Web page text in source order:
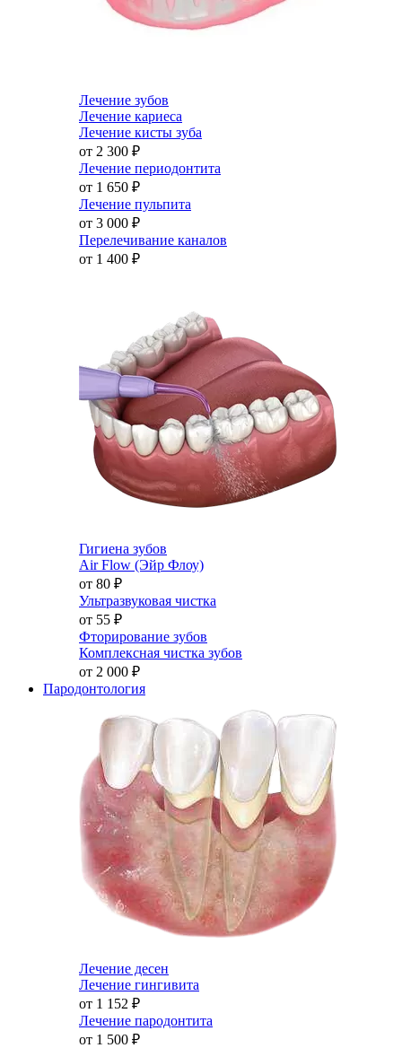
Лечение зубов
Лечение кариеса
Лечение кисты зуба
от 2 300 ₽
Лечение периодонтита
от 1 650 ₽
Лечение пульпита
от 3 000 ₽
Перелечивание каналов
от 1 400 ₽
Гигиена зубов
Air Flow (Эйр Флоу)
от 80 ₽
Ультразвуковая чистка
от 55 ₽
Фторирование зубов
Комплексная чистка зубов
от 2 000 ₽
Пародонтология
Лечение десен
Лечение гингивита
от 1 152 ₽
Лечение пародонтита
от 1 500 ₽